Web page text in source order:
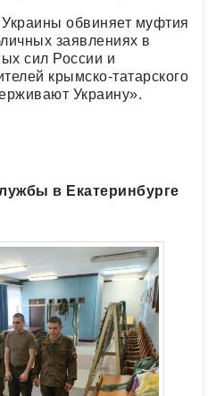
обвиняет муфтия
заявлениях в
сил России и
крымско-татарского
Украину».
в Екатеринбурге